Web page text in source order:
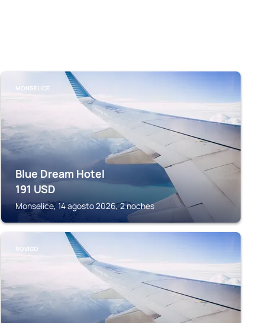
MONSELICE
Blue Dream Hotel
191 USD
Monselice, 14 agosto 2026, 2 noches
ROVIGO